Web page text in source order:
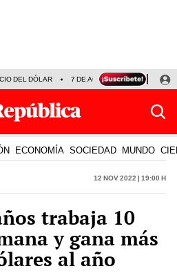
DEL DÓLAR 7 DE AGOSTO OLLANTA
ECONOMÍA SOCIEDAD MUNDO
12 Nov 2022 | 19:00 h
trabaja 10
y gana más
al año